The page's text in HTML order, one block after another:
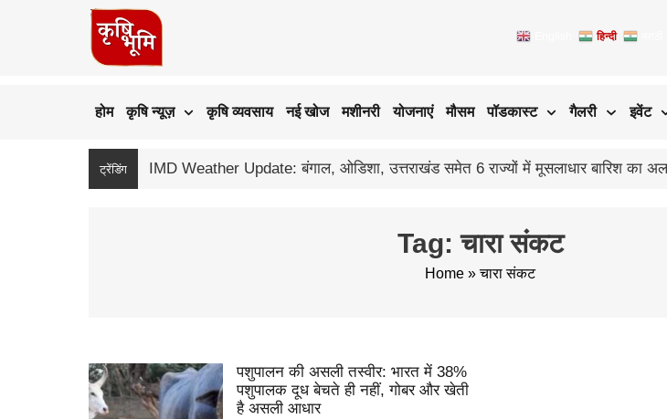
हिन्दी
होम कृषि न्यूज़ कृषि व्यवसाय नई खोज मशीनरी योजनाएं मौसम पॉडकास्ट गैलरी इवेंट
ट्रेंडिंग
Tag: चारा संकट
Home »चारा संकट
पशुपालन की असली तस्वीर: भारत में 38%
पशुपालक दूध बेचते ही नहीं, गोबर और खेती
है असली आधार